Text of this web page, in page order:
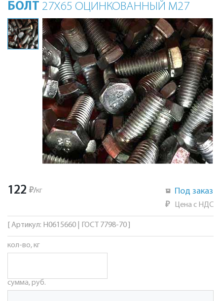
БОЛТ 27Х65 ОЦИНКОВАННЫЙ М27
122 ₽/кг Под заказ
₽ Цена с НДС
[ Артикул: Н0615660 | ГОСТ 7798-70 ]
кол-во, кг
сумма, руб.